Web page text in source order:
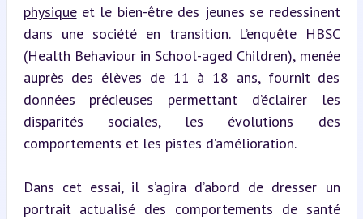
physique et le bien-être des jeunes se redessinent
dans une société en transition. L’enquête HBSC
(Health Behaviour in School-aged Children), menée
auprès des élèves de 11 à 18 ans, fournit des
données précieuses permettant d’éclairer les
disparités sociales, les évolutions des
comportements et les pistes d’amélioration.
Dans cet essai, il s’agira d’abord de dresser un
portrait actualisé des comportements de santé